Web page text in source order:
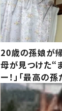
20歳の孫娘が
母が見つけた“
ー！」「最高の孫